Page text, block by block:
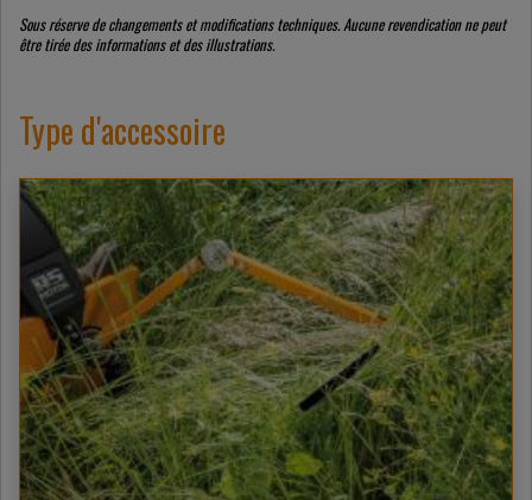
Sous réserve de changements et modifications techniques. Aucune revendication ne peut
être tirée des informations et des illustrations.
Type d'accessoire